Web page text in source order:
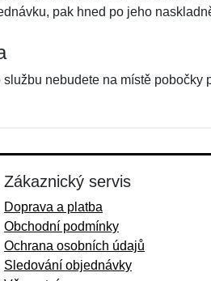
pak hned po jeho
službu nebudete na místě pobočky
Zákaznický servis
Doprava a platba
Obchodní podmínky
Ochrana osobních údajů
Sledování objednávky